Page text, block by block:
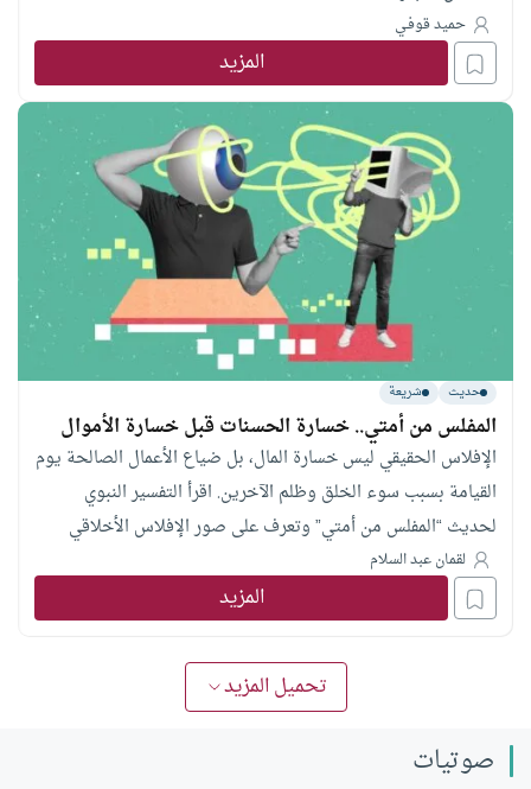
حميد قوفـي
المزيد
حديث شريعة
المفلس من أمتي.. خسارة الحسنات قبل خسارة الأموال
الإفلاس الحقيقي ليس خسارة المال، بل ضياع الأعمال الصالحة يوم
القيامة بسبب سوء الخلق وظلم الآخرين. اقرأ التفسير النبوي
لحديث “المفلس من أمتي” وتعرف على صور الإفلاس الأخلاقي
المعاصرة
لقمان عبد السلام
المزيد
تحميل المزيد
صوتيات